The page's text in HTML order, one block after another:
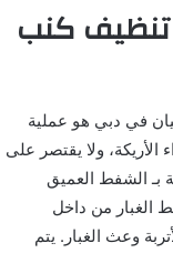
كنب
في دبي هو عملية
ولا يقتصر على
بـ الشفط العميق
الغبار من داخل
وعث الغبار. يتم